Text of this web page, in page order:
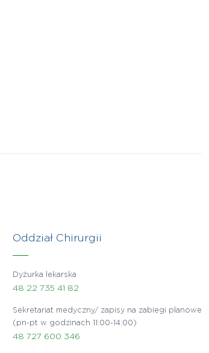
Oddział Chirurgii
Dyżurka lekarska
48 22 735 41 82
Sekretariat medyczny/ zapisy na zabiegi planowe
(pn-pt w godzinach 11:00-14:00)
48 727 600 346